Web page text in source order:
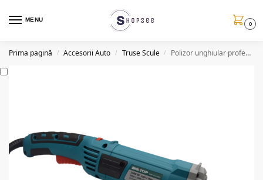
MENU
0
Prima pagină / Accesorii Auto / Truse Scule / Polizor unghiular profesional Bnktop 1500W, 11000Rpm